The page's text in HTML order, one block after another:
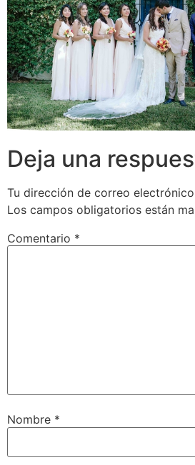
Deja una
Tu dirección de correo
Los campos obligatorios están
Comentario *
Nombre *